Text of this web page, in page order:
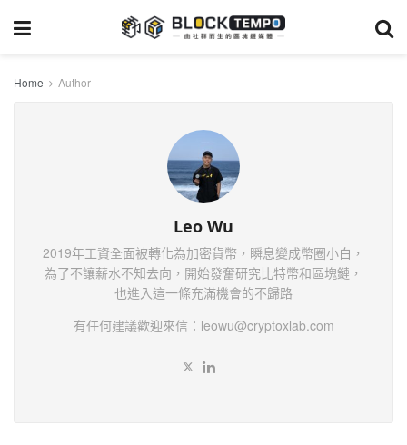
Home Author
Leo Wu
2019年工資全面被轉化為加密貨幣，瞬息變成幣圈小白，
為了不讓薪水不知去向，開始發奮研究比特幣和區塊鏈，
也進入這一條充滿機會的不歸路
有任何建議歡迎來信： leowu@cryptoxlab.com